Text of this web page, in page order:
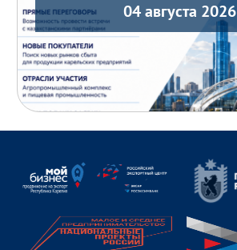
04 августа 2026